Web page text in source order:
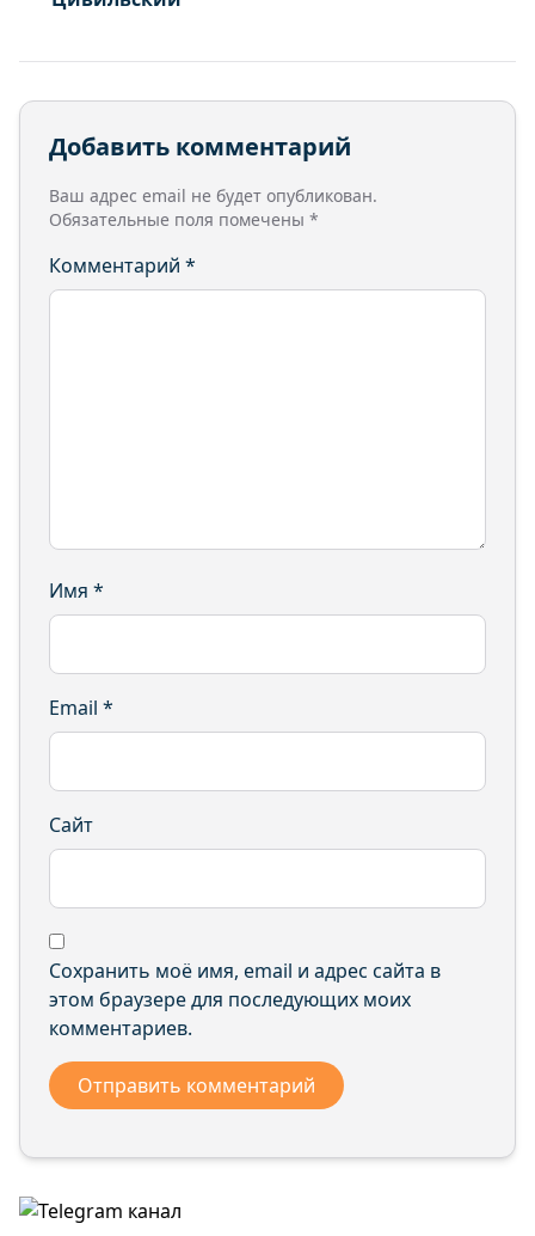
Добавить комментарий
Ваш адрес email не будет опубликован.
Обязательные поля помечены *
Комментарий *
Имя *
Email *
Сайт
Сохранить моё имя, email и адрес сайта в
этом браузере для последующих моих
комментариев.